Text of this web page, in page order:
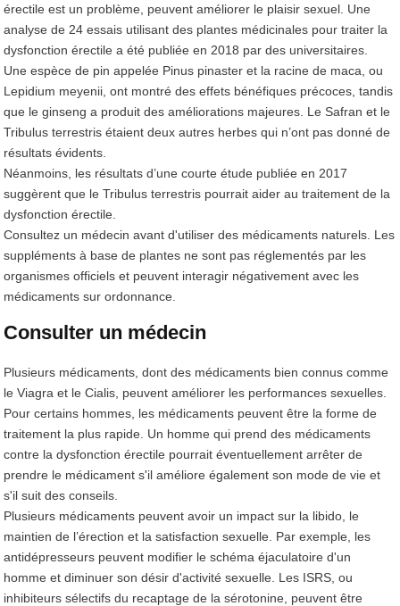
érectile est un problème, peuvent améliorer le plaisir sexuel. Une
analyse de 24 essais utilisant des plantes médicinales pour traiter la
dysfonction érectile a été publiée en 2018 par des universitaires.
Une espèce de pin appelée Pinus pinaster et la racine de maca, ou
Lepidium meyenii, ont montré des effets bénéfiques précoces, tandis
que le ginseng a produit des améliorations majeures. Le Safran et le
Tribulus terrestris étaient deux autres herbes qui n’ont pas donné de
résultats évidents.
Néanmoins, les résultats d’une courte étude publiée en 2017
suggèrent que le Tribulus terrestris pourrait aider au traitement de la
dysfonction érectile.
Consultez un médecin avant d'utiliser des médicaments naturels. Les
suppléments à base de plantes ne sont pas réglementés par les
organismes officiels et peuvent interagir négativement avec les
médicaments sur ordonnance.
Consulter un médecin
Plusieurs médicaments, dont des médicaments bien connus comme
le Viagra et le Cialis, peuvent améliorer les performances sexuelles.
Pour certains hommes, les médicaments peuvent être la forme de
traitement la plus rapide. Un homme qui prend des médicaments
contre la dysfonction érectile pourrait éventuellement arrêter de
prendre le médicament s'il améliore également son mode de vie et
s'il suit des conseils.
Plusieurs médicaments peuvent avoir un impact sur la libido, le
maintien de l’érection et la satisfaction sexuelle. Par exemple, les
antidépresseurs peuvent modifier le schéma éjaculatoire d'un
homme et diminuer son désir d'activité sexuelle. Les ISRS, ou
inhibiteurs sélectifs du recaptage de la sérotonine, peuvent être